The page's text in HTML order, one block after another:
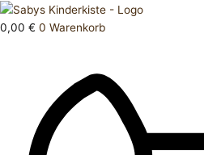
Zum
Inhalt
0,00 € 0 Warenkorb
Products
search
Hose
kurz